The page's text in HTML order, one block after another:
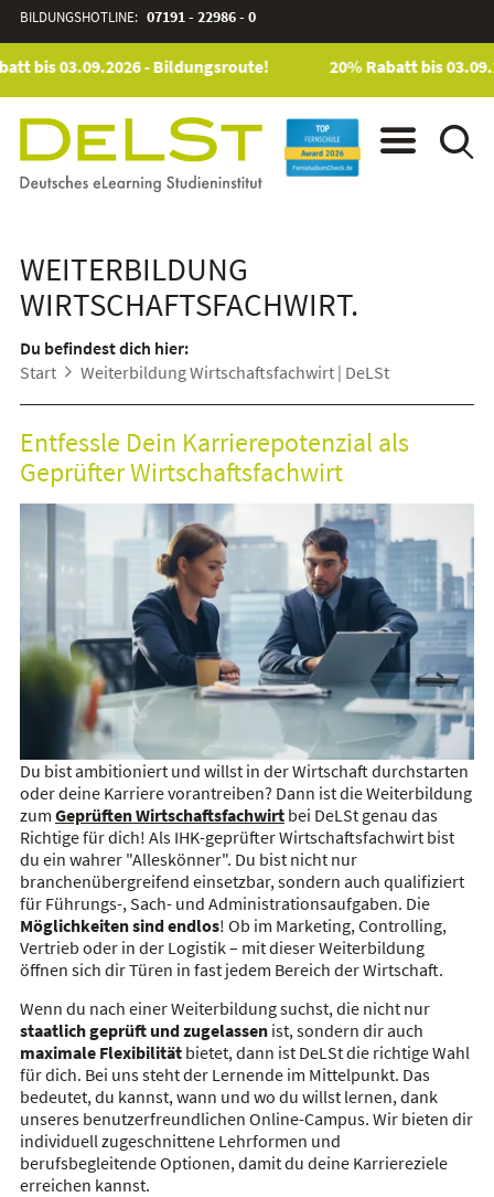
BILDUNGSHOTLINE: 07191 - 22986 - 0
bis 03.09.2026 - Bildungsroute! 20% Rabatt bis
WEITERBILDUNG
WIRTSCHAFTSFACHWIRT.
Du befindest dich hier:
Start
Weiterbildung Wirtschaftsfachwirt | DeLSt
Entfessle Dein Karrierepotenzial als
Geprüfter Wirtschaftsfachwirt
Du bist ambitioniert und willst in der Wirtschaft durchstarten
oder deine Karriere vorantreiben? Dann ist die Weiterbildung
zum Geprüften Wirtschaftsfachwirtbei DeLSt genau das
Richtige für dich! Als IHK-geprüfter Wirtschaftsfachwirt bist
du ein wahrer "Alleskönner". Du bist nicht nur
branchenübergreifend einsetzbar, sondern auch qualifiziert
für Führungs-, Sach- und Administrationsaufgaben. Die
Möglichkeiten sind endlos! Ob im Marketing, Controlling,
Vertrieb oder in der Logistik – mit dieser Weiterbildung
öffnen sich dir Türen in fast jedem Bereich der Wirtschaft.
Wenn du nach einer Weiterbildung suchst, die nicht nur
staatlich geprüft und zugelassenist, sondern dir auch
maximale Flexibilitätbietet, dann ist DeLSt die richtige Wahl
für dich. Bei uns steht der Lernende im Mittelpunkt. Das
bedeutet, du kannst, wann und wo du willst lernen, dank
unseres benutzerfreundlichen Online-Campus. Wir bieten dir
individuell zugeschnittene Lehrformen und
berufsbegleitende Optionen, damit du deine Karriereziele
erreichen kannst.